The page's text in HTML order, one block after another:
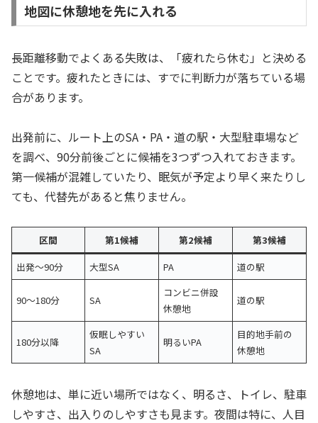
地図に休憩地を先に入れる
長距離移動でよくある失敗は、「疲れたら休む」と決める
ことです。疲れたときには、すでに判断力が落ちている場
合があります。
出発前に、ルート上のSA・PA・道の駅・大型駐車場など
を調べ、90分前後ごとに候補を3つずつ入れておきます。
第一候補が混雑していたり、眠気が予定より早く来たりし
ても、代替先があると焦りません。
区間 第1候補 第2候補
第3候補
出発〜90分
大型SA PA 道の駅
90〜180分 SA
コンビニ併設
休憩地
道の駅
180分以降
仮眠しやすい
SA
明るいPA
目的地手前の
休憩地
休憩地は、単に近い場所ではなく、明るさ、トイレ、駐車
しやすさ、出入りのしやすさも見ます。夜間は特に、人目